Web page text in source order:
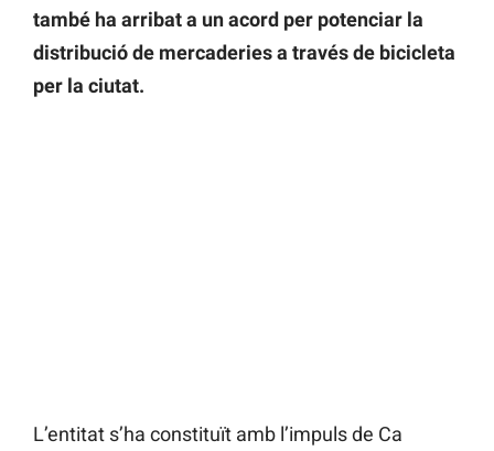
també ha arribat a un acord per potenciar la
distribució de mercaderies a través de bicicleta
per la ciutat.
L’entitat s’ha constituït amb l’impuls de Ca